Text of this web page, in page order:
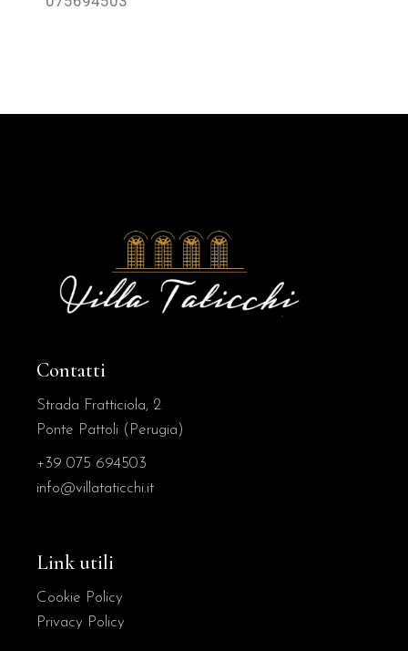
Contatti
Strada Fratticiola, 2
Ponte Pattoli (Perugia)
+39 075 694503
info@villataticchi.it
Link utili
Cookie Policy
Privacy Policy